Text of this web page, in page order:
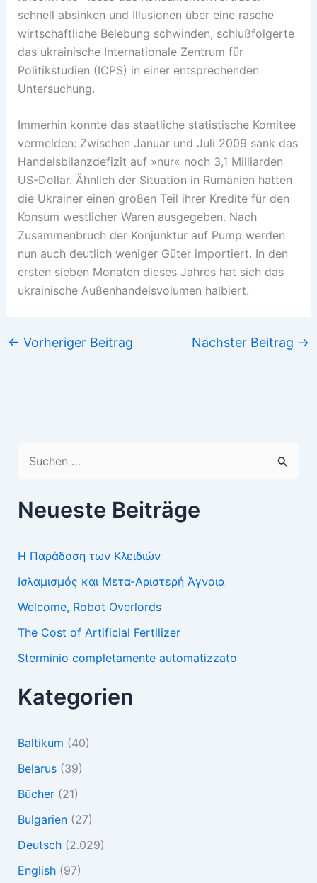
schnell absinken und Illusionen über eine rasche
wirtschaftliche Belebung schwinden, schlußfolgerte
das ukrainische Internationale Zentrum für
Politikstudien (ICPS) in einer entsprechenden
Untersuchung.
Immerhin konnte das staatliche statistische Komitee
vermelden: Zwischen Januar und Juli 2009 sank das
Handelsbilanzdefizit auf »nur« noch 3,1 Milliarden
US-Dollar. Ähnlich der Situation in Rumänien hatten
die Ukrainer einen großen Teil ihrer Kredite für den
Konsum westlicher Waren ausgegeben. Nach
Zusammenbruch der Konjunktur auf Pump werden
nun auch deutlich weniger Güter importiert. In den
ersten sieben Monaten dieses Jahres hat sich das
ukrainische Außenhandelsvolumen halbiert.
← Vorheriger Beitrag Nächster Beitrag →
Suchen
nach:
Neueste Beiträge
Η Παράδοση των Κλειδιών
Ισλαμισμός και Μετα-Αριστερή Άγνοια
Welcome, Robot Overlords
The Cost of Artificial Fertilizer
Sterminio completamente automatizzato
Kategorien
Baltikum (40)
Belarus(39)
Bücher(21)
Bulgarien(27)
Deutsch(2.029)
English(97)